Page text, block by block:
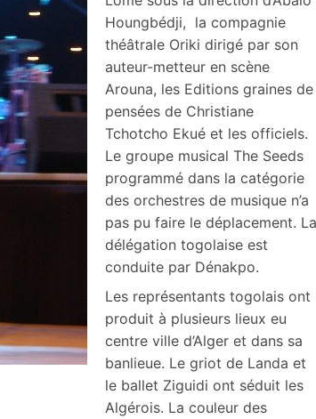
Houngbédji, la compagnie
théâtrale Oriki dirigé par son
auteur-metteur en scène
Arouna, les Editions graines de
pensées de Christiane
Tchotcho Ekué et les officiels.
Le groupe musical The Seeds
programmé dans la catégorie
des orchestres de musique n’a
pas pu faire le déplacement. La
délégation togolaise est
conduite par Dénakpo.
Les représentants togolais ont
produit à plusieurs lieux eu
centre ville d’Alger et dans sa
banlieue. Le griot de Landa et
le ballet Ziguidi ont séduit les
Algérois. La couleur des